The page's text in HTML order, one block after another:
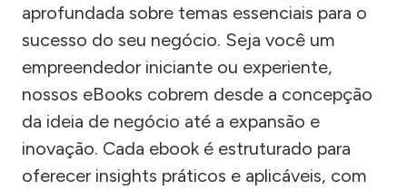
aprofundada sobre temas essenciais para o
sucesso do seu negócio. Seja você um
empreendedor iniciante ou experiente,
nossos eBooks cobrem desde a concepção
da ideia de negócio até a expansão e
inovação. Cada ebook é estruturado para
oferecer insights práticos e aplicáveis, com